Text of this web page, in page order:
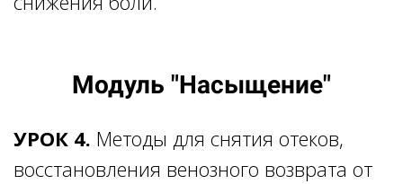
Модуль "Насыщение"
УРОК 4. Методы для снятия отеков,
восстановления венозного возврата от